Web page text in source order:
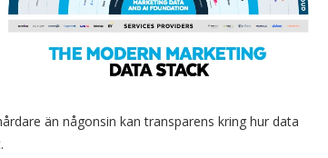
än någonsin kan transparens kring hur data